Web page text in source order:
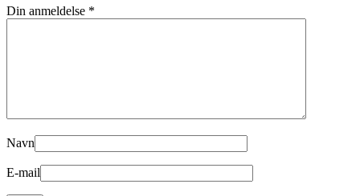
Din anmeldelse *
Navn
E-mail